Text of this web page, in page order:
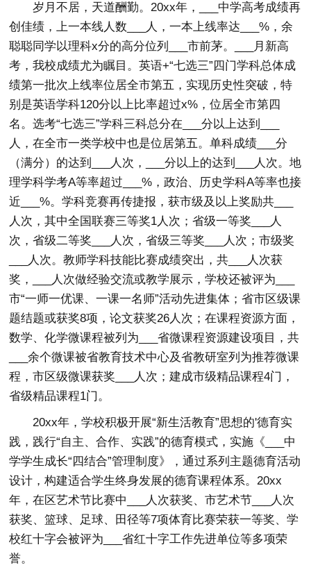
岁月不居，天道酬勤。20xx年，___中学高考成绩再
创佳绩，上一本线人数___人，一本上线率达___%，余
聪聪同学以理科x分的高分位列___市前茅。___月新高
考，我校成绩尤为瞩目。英语+“七选三”四门学科总体成
绩第一批次上线率位居全市第五，实现历史性突破，特
别是英语学科120分以上比率超过x%，位居全市第四
名。选考“七选三”学科三科总分在___分以上达到___
人，在全市一类学校中也是位居第五。单科成绩___分
（满分）的达到___人次，___分以上的达到___人次。地
理学科学考A等率超过___%，政治、历史学科A等率也接
近___%。学科竞赛再传捷报，获市级及以上奖励共___
人次，其中全国联赛三等奖1人次；省级一等奖___人
次，省级二等奖___人次，省级三等奖___人次；市级奖
___人次。教师学科技能比赛成绩突出，共___人次获
奖，___人次做经验交流或教学展示，学校还被评为___
市“一师一优课、一课一名师”活动先进集体；省市区级课
题结题或获奖8项，论文获奖26人次；在课程资源方面，
数学、化学微课程被列为___省微课程资源建设项目，共
___余个微课被省教育技术中心及省教研室列为推荐微课
程，市区级微课获奖___人次；建成市级精品课程4门，
省级精品课程1门。
20xx年，学校积极开展“新生活教育”思想的'德育实
践，践行“自主、合作、实践”的德育模式，实施《___中
学学生成长“四结合”管理制度》，通过系列主题德育活动
设计，构建适合学生终身发展的德育课程体系。20xx
年，在区艺术节比赛中___人次获奖、市艺术节___人次
获奖、篮球、足球、田径等7项体育比赛荣获一等奖、学
校红十字会被评为___省红十字工作先进单位等多项荣
誉。